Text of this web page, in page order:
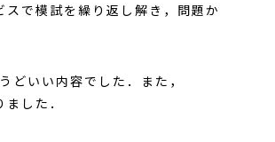
で模試を繰り返し解き，問題か
いい内容でした．また，
した．